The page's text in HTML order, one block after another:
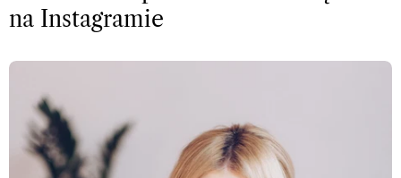
na Instagramie